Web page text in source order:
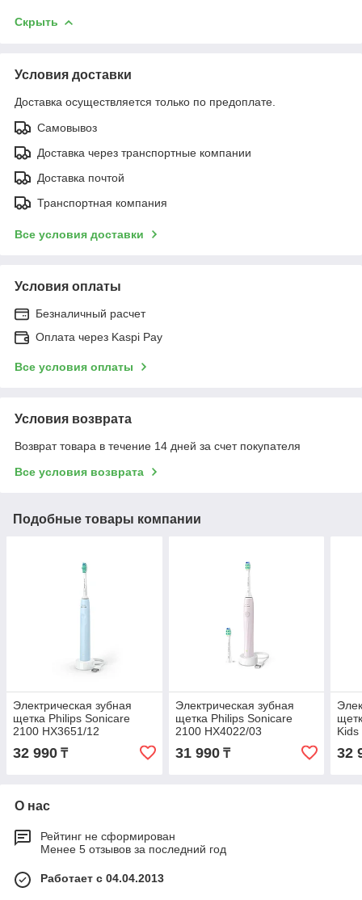
Скрыть
Условия доставки
Доставка осуществляется только по предоплате.
Самовывоз
Доставка через транспортные компании
Доставка почтой
Транспортная компания
Все условия доставки
Условия оплаты
Безналичный расчет
Оплата через Kaspi Pay
Все условия оплаты
Условия возврата
Возврат товара в течение 14 дней за счет покупателя
Все условия возврата
Подобные товары компании
Электрическая зубная
щетка Philips Sonicare
2100 HX3651/12
32 990 ₸
Электрическая зубная
щетка Philips Sonicare
2100 HX4022/03
31 990₸ 32
О нас
Рейтинг не сформирован
Менее 5 отзывов за последний год
Работает с 04.04.2013